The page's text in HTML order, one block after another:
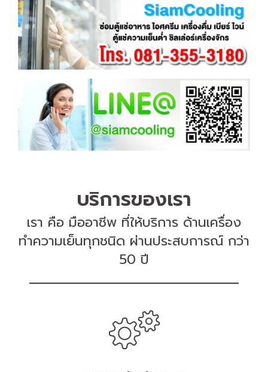
บริการของเรา
เรา คือ มืออาชีพ ที่ให้บริการ ด้านเครื่อง
ทำความเย็นทุกชนิด ผ่านประสบการณ์ กว่า
50 ปี